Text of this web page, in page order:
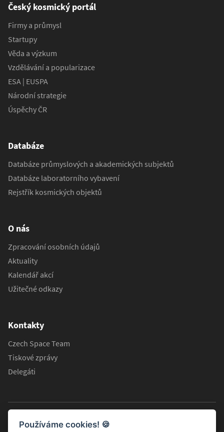
Český kosmický portál
Firmy a průmysl
Startupy
Věda a výzkum
Vzdělávání a popularizace
ESA | EUSPA
Národní strategie
Úspěchy ČR
Databáze
Databáze průmyslových a akademických subjektů
Databáze laboratorního vybavení
Rejstřík kosmických objektů
O nás
Zpracování osobních údajů
Aktuality
Kalendář akcí
Užitečné odkazy
Kontakty
Czech Space Team
Tiskové zprávy
Delegáti
Používáme cookies! 🍪